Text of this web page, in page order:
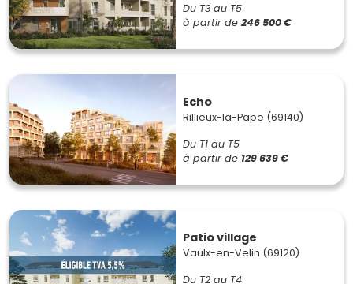
Du T3 au T5
à partir de 246 500 €
Echo
Rillieux-la-Pape (69140)
Du T1 au T5
à partir de 129 639 €
Patio village
Vaulx-en-Velin (69120)
Du T2 au T4